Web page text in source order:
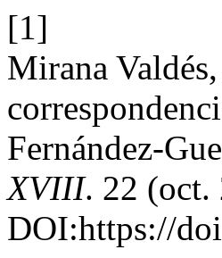
[1]
Mirana
Fernández-
XVIII. 22 (oct.
DOI:https://